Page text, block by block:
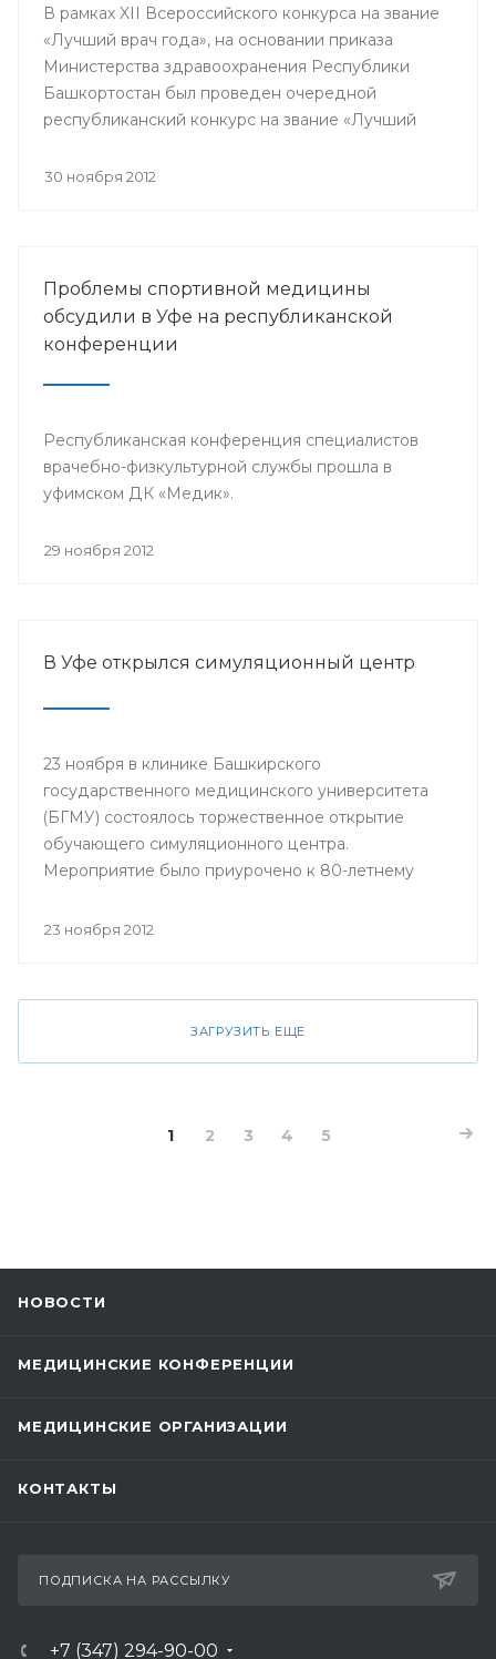
В рамках XII Всероссийского конкурса на звание
«Лучший врач года», на основании приказа
Министерства здравоохранения Республики
Башкортостан был проведен очередной
республиканский конкурс на звание «Лучший
претендента по 23 номинациям из 40
30 ноября 2012
Проблемы спортивной медицины
обсудили в Уфе на республиканской
конференции
Республиканская конференция специалистов
врачебно-физкультурной службы прошла в
уфимском ДК «Медик».
29 ноября 2012
В Уфе открылся симуляционный центр
23 ноября в клинике Башкирского
государственного медицинского университета
(БГМУ) состоялось торжественное открытие
обучающего симуляционного центра.
Мероприятие было приурочено к 80-летнему
23 ноября 2012
ЗАГРУЗИТЬ ЕЩЕ
1 2 3 4 5
НОВОСТИ
МЕДИЦИНСКИЕ КОНФЕРЕНЦИИ
МЕДИЦИНСКИЕ ОРГАНИЗАЦИИ
КОНТАКТЫ
ПОДПИСКА НА РАССЫЛКУ
+7 (347) 294-90-00